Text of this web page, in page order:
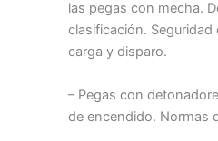
las pegas con mecha.
clasificación.
carga y disparo.
– Pegas con
de encendido. Normas